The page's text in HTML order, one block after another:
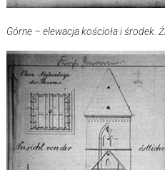
Górne – elewacja kościoła i środek.